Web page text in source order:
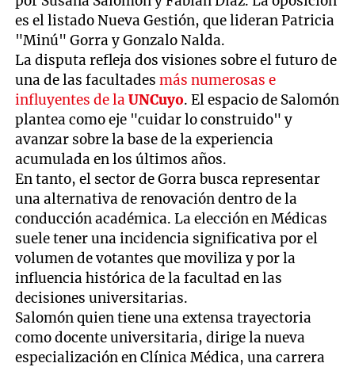
es el listado Nueva Gestión, que lideran Patricia
"Minú" Gorra y Gonzalo Nalda.
La disputa refleja dos visiones sobre el futuro de
una de las facultadesmás numerosas e
influyentes de laUNCuyo. El espacio de Salomón
plantea como eje "cuidar lo construido" y
avanzar sobre la base de la experiencia
acumulada en los últimos años.
En tanto, el sector de Gorra busca representar
una alternativa de renovación dentro de la
conducción académica. La elección en Médicas
suele tener una incidencia significativa por el
volumen de votantes que moviliza y por la
influencia histórica de la facultad en las
decisiones universitarias.
Salomón quien tiene una extensa trayectoria
como docente universitaria, dirige la nueva
especialización en Clínica Médica, una carrera